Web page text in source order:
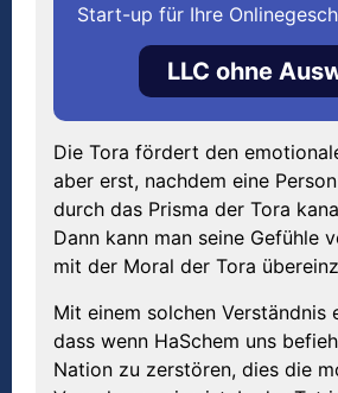
Start-up für Ihre
LLC ohne
Die Tora fördert den
aber erst, nachdem eine
durch das Prisma der Tora
Dann kann man seine Gefühle
mit der Moral der Tora
Mit einem solchen Verständnis
dass wenn HaSchem uns
Nation zu zerstören, dies die